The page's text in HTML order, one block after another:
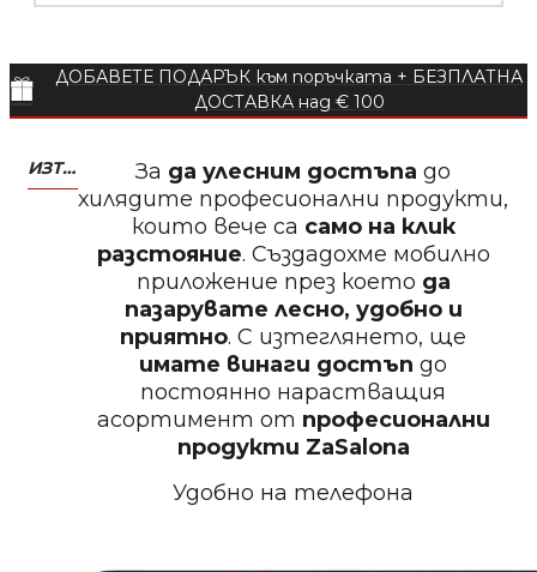
Пила за нокти
БЕЗПЛАТНО
Пила за нокти
БЕЗПЛАТНО
Пила за полиране на нокти
ДОБАВЕТЕ ПОДАРЪК към поръчката + БЕЗПЛАТНА
ДОСТАВКА над € 100
ИЗТЕГЛЕТЕ МОБИЛНО ПРИЛОЖЕНИЕ ZASALONA За да улесним достъпадо
хилядите професионални продукти,
които вече са само на клик
разстояние. Създадохме мобилно
приложение през което да
пазарувате лесно, удобно и
приятно. С изтеглянето, ще
имате винаги достъп до
постоянно нарастващия
асортимент от професионални
продукти ZaSalona
Удобно на телефона